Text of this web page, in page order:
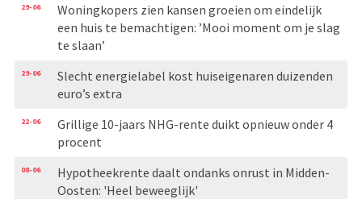
29-06
Woningkopers zien kansen groeien om eindelijk
een huis te bemachtigen: ’Mooi moment om je slag
te slaan’
29-06
Slecht energielabel kost huiseigenaren duizenden
euro’s extra
22-06
Grillige 10-jaars NHG-rente duikt opnieuw onder 4
procent
08-06
Hypotheekrente daalt ondanks onrust in Midden-
Oosten: 'Heel beweeglijk'